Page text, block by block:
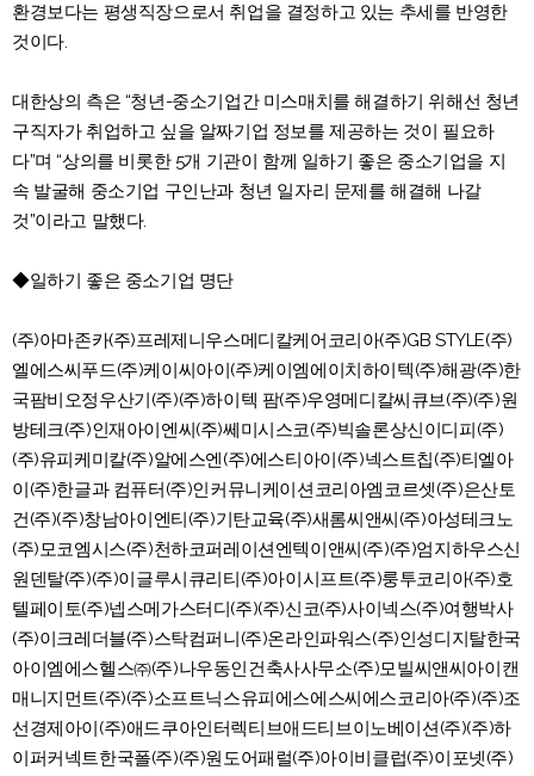
환경보다는 평생직장으로서 취업을 결정하고 있는 추세를 반영한
것이다.
대한상의 측은 “청년-중소기업간 미스매치를 해결하기 위해선 청년
구직자가 취업하고 싶을 알짜기업 정보를 제공하는 것이 필요하
다”며 “상의를 비롯한 5개 기관이 함께 일하기 좋은 중소기업을 지
속 발굴해 중소기업 구인난과 청년 일자리 문제를 해결해 나갈
것”이라고 말했다.
◆일하기 좋은 중소기업 명단
(주)아마존카(주)프레제니우스메디칼케어코리아(주)GB STYLE(주)
엘에스씨푸드(주)케이씨아이(주)케이엠에이치하이텍(주)해광(주)한
국팜비오정우산기(주)(주)하이텍 팜(주)우영메디칼씨큐브(주)(주)원
방테크(주)인재아이엔씨(주)쎄미시스코(주)빅솔론상신이디피(주)
(주)유피케미칼(주)알에스엔(주)에스티아이(주)넥스트칩(주)티엘아
이(주)한글과 컴퓨터(주)인커뮤니케이션코리아엠코르셋(주)은산토
건(주)(주)창남아이엔티(주)기탄교육(주)새롬씨앤씨(주)아성테크노
(주)모코엠시스(주)천하코퍼레이션엔텍이앤씨(주)(주)엄지하우스신
원덴탈(주)(주)이글루시큐리티(주)아이시프트(주)룽투코리아(주)호
텔페이토(주)넵스메가스터디(주)(주)신코(주)사이넥스(주)여행박사
(주)이크레더블(주)스탁컴퍼니(주)온라인파워스(주)인성디지탈한국
아이엠에스헬스㈜(주)나우동인건축사사무소(주)모빌씨앤씨아이캔
매니지먼트(주)(주)소프트닉스유피에스에스씨에스코리아(주)(주)조
선경제아이(주)애드쿠아인터렉티브애드티브이노베이션(주)(주)하
이퍼커넥트한국폴(주)(주)원도어패럴(주)아이비클럽(주)이포넷(주)